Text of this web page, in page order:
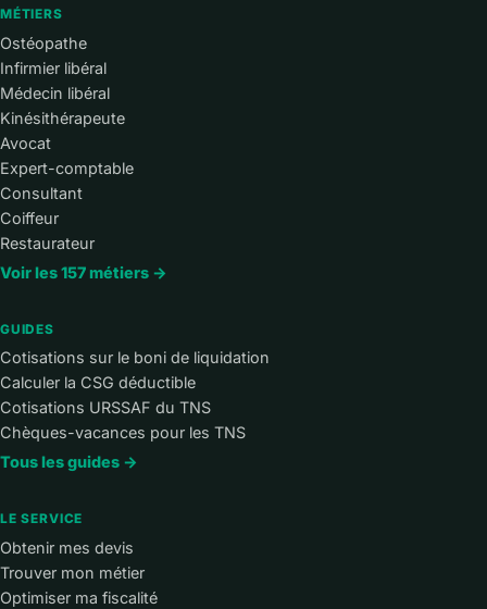
MÉTIERS
Ostéopathe
Infirmier libéral
Médecin libéral
Kinésithérapeute
Avocat
Expert-comptable
Consultant
Coiffeur
Restaurateur
Voir les 157 métiers →
GUIDES
Cotisations sur le boni de liquidation
Calculer la CSG déductible
Cotisations URSSAF du TNS
Chèques-vacances pour les TNS
Tous les guides →
LE SERVICE
Obtenir mes devis
Trouver mon métier
Optimiser ma fiscalité